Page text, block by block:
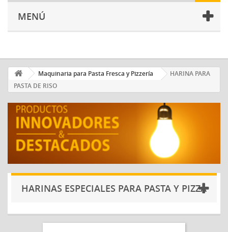
MENÚ
Maquinaria para Pasta Fresca y Pizzería
HARINA PARA
PASTA DE RISO
HARINAS ESPECIALES PARA PASTA Y PIZZA